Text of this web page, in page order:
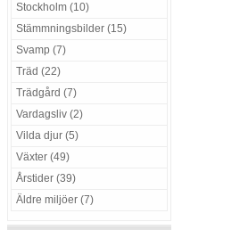
Stockholm (10)
Stämmningsbilder (15)
Svamp (7)
Träd (22)
Trädgård (7)
Vardagsliv (2)
Vilda djur (5)
Växter (49)
Årstider (39)
Äldre miljöer (7)